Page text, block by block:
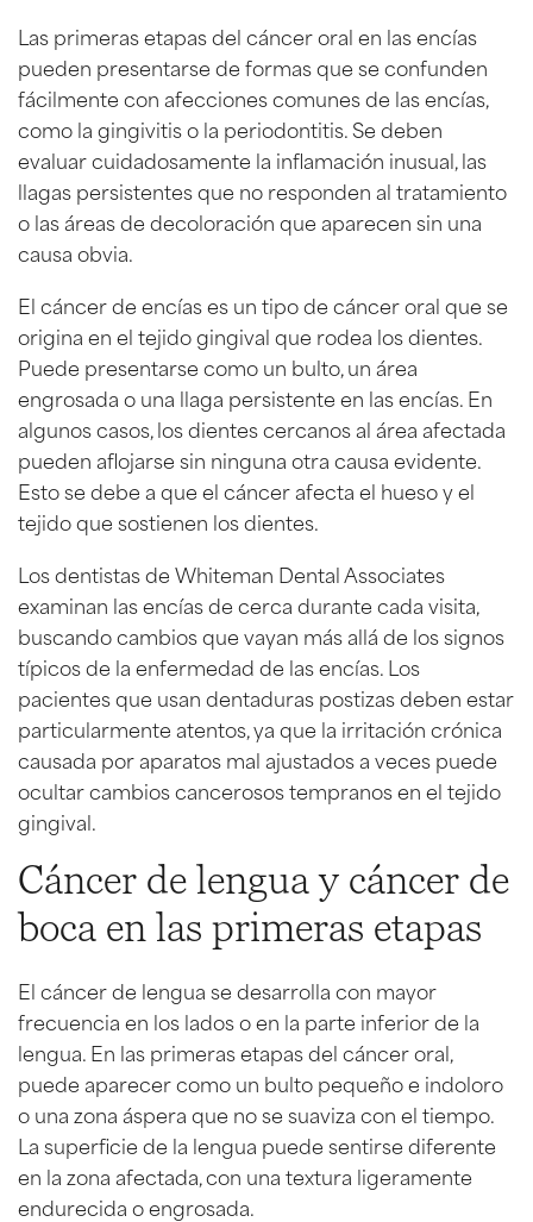
Las primeras etapas del cáncer oral en las encías
pueden presentarse de formas que se confunden
fácilmente con afecciones comunes de las encías,
como la gingivitis o la periodontitis. Se deben
evaluar cuidadosamente la inflamación inusual, las
llagas persistentes que no responden al tratamiento
o las áreas de decoloración que aparecen sin una
causa obvia.
El cáncer de encías es un tipo de cáncer oral que se
origina en el tejido gingival que rodea los dientes.
Puede presentarse como un bulto, un área
engrosada o una llaga persistente en las encías. En
algunos casos, los dientes cercanos al área afectada
pueden aflojarse sin ninguna otra causa evidente.
Esto se debe a que el cáncer afecta el hueso y el
tejido que sostienen los dientes.
Los dentistas de Whiteman Dental Associates
examinan las encías de cerca durante cada visita,
buscando cambios que vayan más allá de los signos
típicos de la enfermedad de las encías. Los
pacientes que usan dentaduras postizas deben estar
particularmente atentos, ya que la irritación crónica
causada por aparatos mal ajustados a veces puede
ocultar cambios cancerosos tempranos en el tejido
gingival.
Cáncer de lengua y cáncer de
boca en las primeras etapas
El cáncer de lengua se desarrolla con mayor
frecuencia en los lados o en la parte inferior de la
lengua. En las primeras etapas del cáncer oral,
puede aparecer como un bulto pequeño e indoloro
o una zona áspera que no se suaviza con el tiempo.
La superficie de la lengua puede sentirse diferente
en la zona afectada, con una textura ligeramente
endurecida o engrosada.